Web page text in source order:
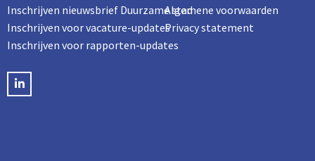
Inschrijven nieuwsbrief Duurzame stad
Inschrijven voor vacature-updates
Inschrijven voor rapporten-updates
LinkedIN
Algemene voorwaarden
Privacy statement